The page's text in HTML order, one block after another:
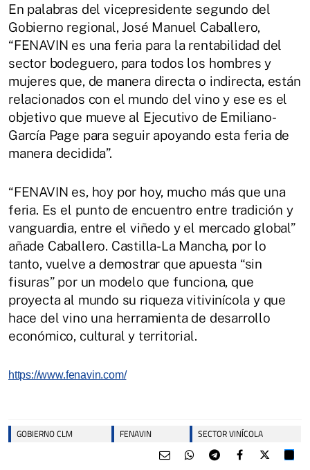
En palabras del vicepresidente segundo del
Gobierno regional, José Manuel Caballero,
“FENAVIN es una feria para la rentabilidad del
sector bodeguero, para todos los hombres y
mujeres que, de manera directa o indirecta, están
relacionados con el mundo del vino y ese es el
objetivo que mueve al Ejecutivo de Emiliano-
García Page para seguir apoyando esta feria de
manera decidida”.
“FENAVIN es, hoy por hoy, mucho más que una
feria. Es el punto de encuentro entre tradición y
vanguardia, entre el viñedo y el mercado global”
añade Caballero. Castilla-La Mancha, por lo
tanto, vuelve a demostrar que apuesta “sin
fisuras” por un modelo que funciona, que
proyecta al mundo su riqueza vitivinícola y que
hace del vino una herramienta de desarrollo
económico, cultural y territorial.
https://www.fenavin.com/
GOBIERNO CLM FENAVIN SECTOR VINÍCOLA